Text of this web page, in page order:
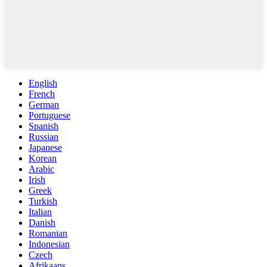
English
French
German
Portuguese
Spanish
Russian
Japanese
Korean
Arabic
Irish
Greek
Turkish
Italian
Danish
Romanian
Indonesian
Czech